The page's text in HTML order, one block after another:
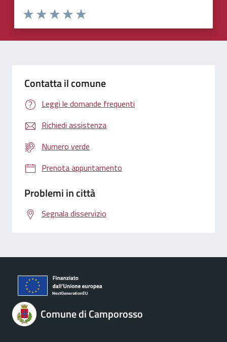
Valuta 5 stelle su 5
Valuta 4 stelle su 5
Valuta 3 stelle su 5
Valuta 2 stelle su 5
Valuta 1 stelle su 5
Contatta il comune
Leggi le domande frequenti
Richiedi assistenza
Numero verde
Prenota appuntamento
Problemi in città
Segnala disservizio
Comune di Camporosso